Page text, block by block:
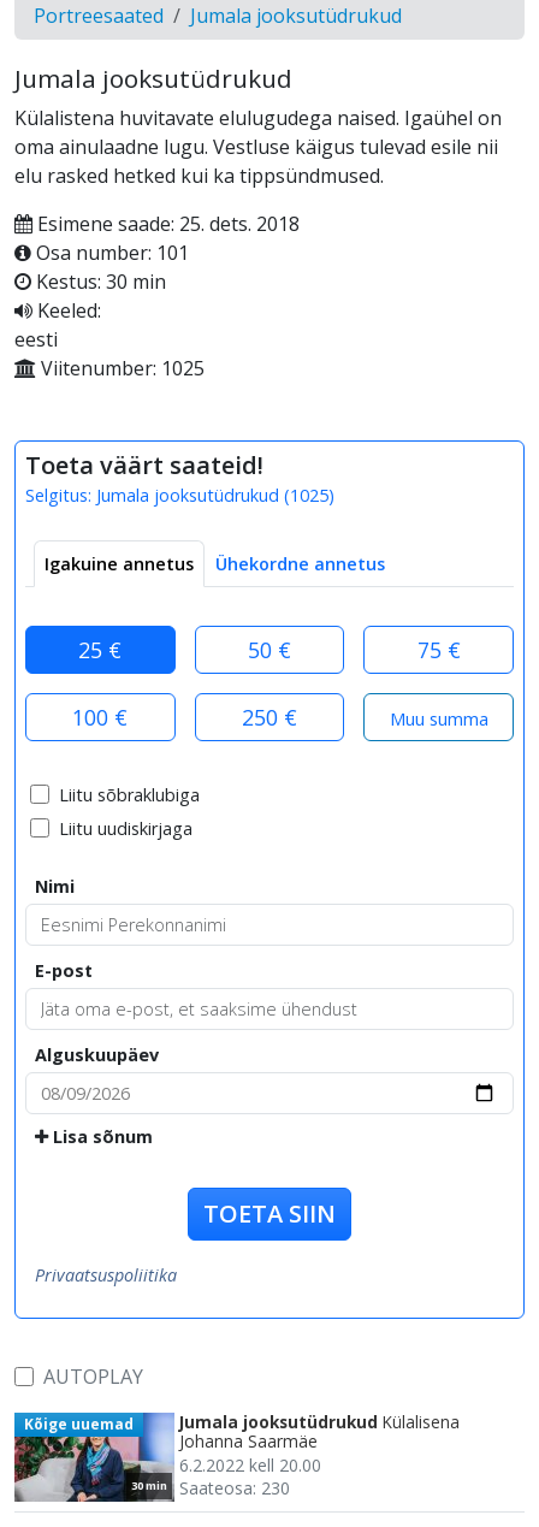
Portreesaated Jumala jooksutüdrukud
Jumala jooksutüdrukud
Külalistena huvitavate elulugudega naised. Igaühel on
oma ainulaadne lugu. Vestluse käigus tulevad esile nii
elu rasked hetked kui ka tippsündmused.
Esimene saade: 25. dets. 2018
Osa number: 101
Kestus: 30 min
Keeled:
eesti
Viitenumber: 1025
Toeta väärt saateid!
Selgitus: Jumala jooksutüdrukud (1025)
Igakuine annetus Ühekordne annetus
25 € 50 € 75 €
100 € 250 €
Liitu sõbraklubiga
Liitu uudiskirjaga
Nimi
E-post
Alguskuupäev
Lisa sõnum
TOETA SIIN
Privaatsuspoliitika
AUTOPLAY
30 min
Kõige uuemad Jumala jooksutüdrukud Külalisena
Johanna Saarmäe
6.2.2022 kell 20.00
Saateosa: 230